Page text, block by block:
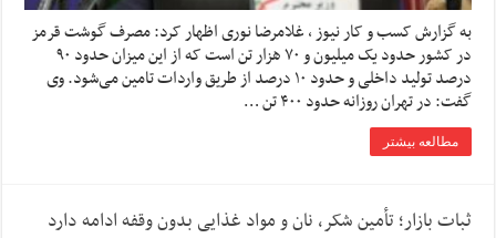
به گزارش کسب و کار نیوز ، غلامرضا نوری اظهار کرد: مصرف گوشت قرمز
در کشور حدود یک میلیون و ۷۰ هزار تن است که از این میزان حدود ۹۰
درصد تولید داخلی و حدود ۱۰ درصد از طریق واردات تامین می‌شود. وی
گفت: در تهران روزانه حدود ۴۰۰ تن …
مطالعه بیشتر
ثبات بازار؛ تأمین شکر، نان و مواد غذایی بدون وقفه ادامه دارد